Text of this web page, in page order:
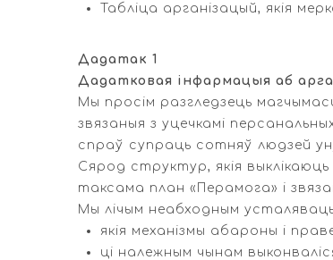
Табліца арганізацый, якія
Дадатак 1
Дадатковая інфармацыя аб
Мы просім разгледзець
звязаныя з уцечкамі
спраў супраць сотняў людзей
Сярод структур, якія
таксама план «Перамога» і
Мы лічым неабходным
якія механізмы абароны і
ці належным чынам